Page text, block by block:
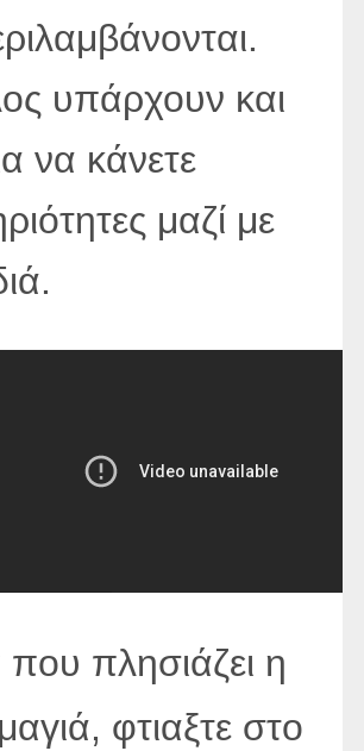
υπάρχουν και
να κάνετε
μαζί με
που πλησιάζει η
φτιαξτε στο